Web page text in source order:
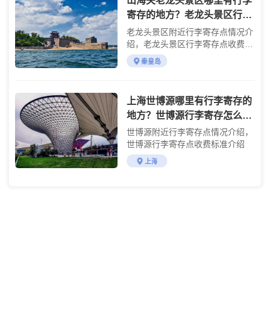
寄存的地方？老龙头景区行李
寄存怎么收费？
老龙头景区附近行李寄存点情况介
绍，老龙头景区行李寄存点收费标
准介绍
秦皇岛
上海世博源哪里有行李寄存的
地方？世博源行李寄存怎么收
费？
世博源附近行李寄存点情况介绍，
世博源行李寄存点收费标准介绍
上海